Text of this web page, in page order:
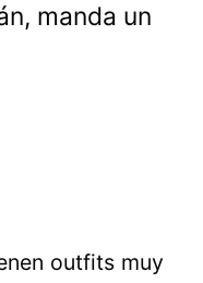
manda un
outfits muy